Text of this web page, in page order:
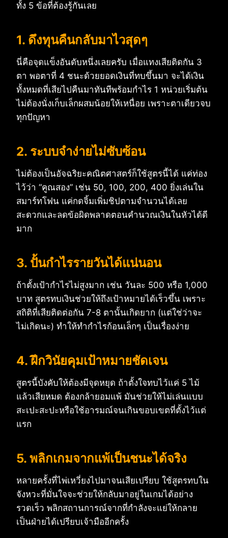
ทั้ง 5 ข้อที่ต้องรู้กันเลย
1. ดึงทุนคืนกลับมาไวสุดๆ
นี่คือจุดแข็งอันดับหนึ่งเลยครับ เมื่อแทงเสียติดกัน 3
ตา พอตาที่ 4 ชนะด้วยยอดเงินที่ทบขึ้นมา จะได้เงิน
ทั้งหมดที่เสียไปคืนมาทันทีพร้อมกำไร 1 หน่วยเริ่มต้น
ไม่ต้องนั่งเก็บเล็กผสมน้อยให้เหนื่อย เพราะตาเดียวจบ
ทุกปัญหา
2. ระบบจำง่ายไม่ซับซ้อน
ไม่ต้องเป็นอัจฉริยะคณิตศาสตร์ก็ใช้สูตรนี้ได้ แค่ท่อง
ไว้ว่า “คูณสอง” เช่น 50, 100, 200, 400 ยิ่งเล่นใน
สมาร์ทโฟน แค่กดจิ้มเพิ่มชิปตามจำนวนได้เลย
สะดวกและลดข้อผิดพลาดตอนคำนวณเงินในหัวได้ดี
มาก
3. ปั้นกำไรรายวันได้แน่นอน
ถ้าตั้งเป้ากำไรไม่สูงมาก เช่น วันละ 500 หรือ 1,000
บาท สูตรทบเงินช่วยให้ถึงเป้าหมายได้เร็วขึ้น เพราะ
สถิติที่เสียติดต่อกัน 7-8 ตานั้นเกิดยาก (แต่ใช่ว่าจะ
ไม่เกิดนะ) ทำให้ทำกำไรก้อนเล็กๆ เป็นเรื่องง่าย
4. ฝึกวินัยคุมเป้าหมายชัดเจน
สูตรนี้บังคับให้ต้องมีจุดหยุด ถ้าตั้งใจทบไว้แค่ 5 ไม้
แล้วเสียหมด ต้องกล้ายอมแพ้ มันช่วยให้ไม่เล่นแบบ
สะเปะสะปะหรือใช้อารมณ์จนเกินขอบเขตที่ตั้งไว้แต่
แรก
5. พลิกเกมจากแพ้เป็นชนะได้จริง
หลายครั้งที่ไพ่เหวี่ยงไปมาจนเสียเปรียบ ใช้สูตรทบใน
จังหวะที่มั่นใจจะช่วยให้กลับมาอยู่ในเกมได้อย่าง
รวดเร็ว พลิกสถานการณ์จากที่กำลังจะแย่ให้กลาย
เป็นฝ่ายได้เปรียบเจ้ามืออีกครั้ง